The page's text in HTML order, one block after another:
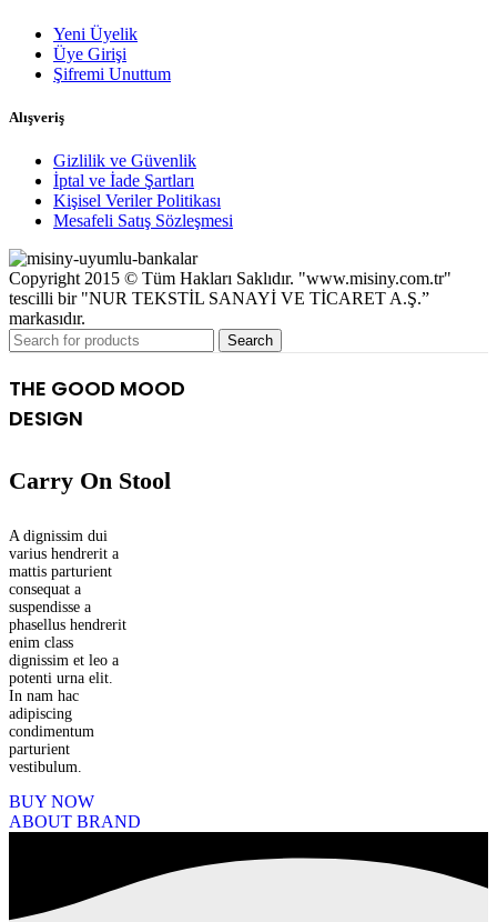
Yeni Üyelik
Üye Girişi
Şifremi Unuttum
Alışveriş
Gizlilik ve Güvenlik
İptal ve İade Şartları
Kişisel Veriler Politikası
Mesafeli Satış Sözleşmesi
Copyright 2015 © Tüm Hakları Saklıdır. "www.misiny.com.tr"
tescilli bir "NUR TEKSTİL SANAYİ VE TİCARET A.Ş.”
markasıdır.
Search
THE GOOD MOOD
DESIGN
Carry On Stool
A dignissim dui
varius hendrerit a
mattis parturient
consequat a
suspendisse a
phasellus hendrerit
enim class
dignissim et leo a
potenti urna elit.
In nam hac
adipiscing
condimentum
parturient
vestibulum.
BUY NOW
ABOUT BRAND